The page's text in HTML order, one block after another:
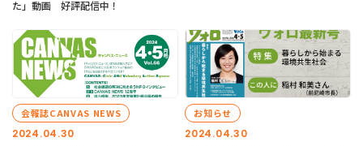
た」動画 好評配信中！
2024.04.30
会報誌CANVAS NEWS
2024.04.30
お知らせ